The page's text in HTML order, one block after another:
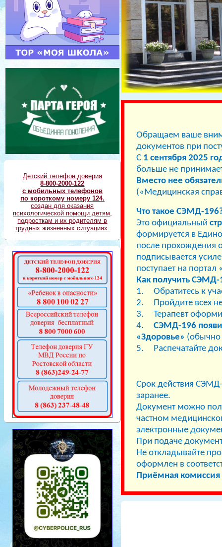
Детский телефон доверия
8-800-2000-122
с мобильных телефонов
по короткому номеру 124.
создан для оказания
психологической помощи детям,
подросткам и их родителям в
трудных жизненных ситуациях.
Обращаем ваше
документов при
С 1 сентября 2025
больше не
Вместо нее
(«Медицинская
Что такое СЭМД-
Это официальный
формируется в
после прохождения
подписывается
поступает на портал
Как получить СЭМД-
1. Обратитесь к
2. Пройдите всех
3. Терапевт
4. СЭМД-196
«Здоровье» (обычно
5. Распечатайте
Срок действия
заранее.
Документ можно
частном
электронные
При подаче
Не откладывайте
оформлен в
Приёмная